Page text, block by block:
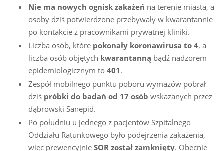
Nie ma nowych ognisk zakażeń na terenie miasta, a
osoby dziś potwierdzone przebywały w kwarantannie
po kontakcie z pracownikami prywatnej kliniki.
Liczba osób, które pokonały koronawirusa to 4, a
liczba osób objętych kwarantanną bądź nadzorem
epidemiologicznym to 401.
Zespół mobilnego punktu poboru wymazów pobrał
dziś próbki do badań od 17 osób wskazanych przez
dąbrowski Sanepid.
Po południu u jednego z pacjentów Szpitalnego
Oddziału Ratunkowego było podejrzenia zakażenia,
więc prewencyjnie SOR został zamknięty. Obecnie